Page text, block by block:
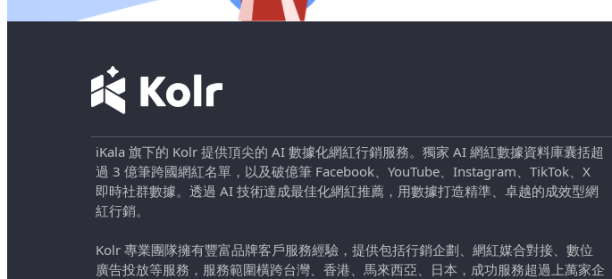
iKala 旗下的 Kolr 提供頂尖的 AI 數據化網紅行銷服務。獨家 AI 網紅數據資料庫囊括超
過 3 億筆跨國網紅名單，以及破億筆 Facebook、YouTube、Instagram、TikTok、X
即時社群數據。透過 AI 技術達成最佳化網紅推薦，用數據打造精準、卓越的成效型網
紅行銷。
Kolr 專業團隊擁有豐富品牌客戶服務經驗，提供包括行銷企劃、網紅媒合對接、數位
廣告投放等服務，服務範圍橫跨台灣、香港、馬來西亞、日本，成功服務超過上萬家企